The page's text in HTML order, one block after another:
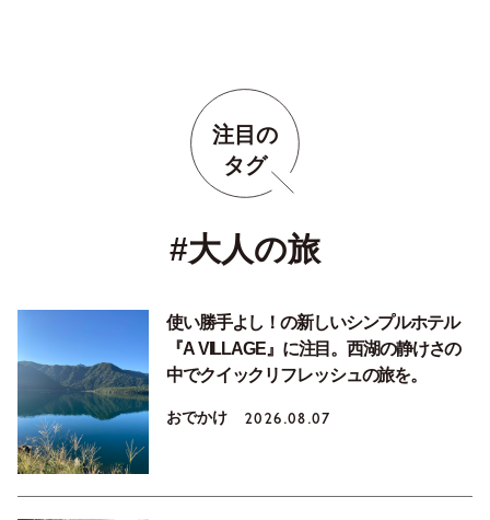
注目の
タグ
#大人の旅
使い勝手よし！の新しいシンプルホテル
『A VILLAGE』に注目。西湖の静けさの
中でクイックリフレッシュの旅を。
おでかけ 2026.08.07